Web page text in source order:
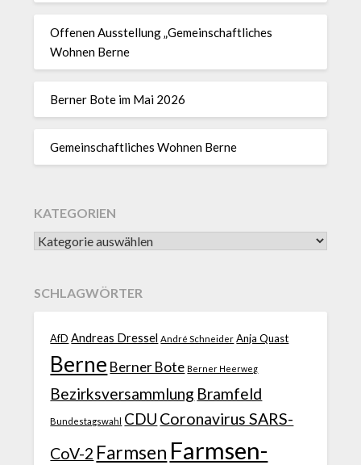
Offenen Ausstellung „Gemeinschaftliches
Wohnen Berne
Berner Bote im Mai 2026
Gemeinschaftliches Wohnen Berne
KATEGORIEN
SCHLAGWÖRTER
AfD Andreas Dressel André Schneider Anja Quast
Berne Berner Bote Berner Heerweg
Bezirksversammlung Bramfeld
Bundestagswahl CDU Coronavirus SARS-
CoV-2 Farmsen Farmsen-